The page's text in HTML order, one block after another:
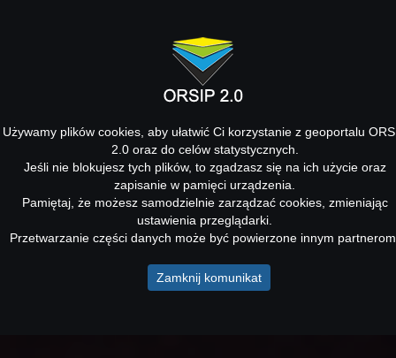
Używamy plików cookies, aby ułatwić Ci korzystanie z geoportalu
2.0 oraz do celów statystycznych.
Jeśli nie blokujesz tych plików, to zgadzasz się na ich użycie oraz
zapisanie w pamięci urządzenia.
Pamiętaj, że możesz samodzielnie zarządzać cookies, zmieniając
ustawienia przeglądarki.
Przetwarzanie części danych może być powierzone innym
Zamknij komunikat